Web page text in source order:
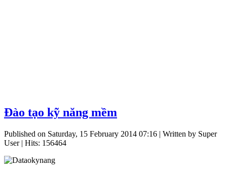
Chương trình đào tạo chuyên sâu dầu khí được sự hỗ trợ của
Đại học mỏ địa chất Hà Nội, Đại học Bách khoa Hà Nội, Đại học
Đào tạo kỹ năng mềm
Published on Saturday, 15 February 2014 07:16 | Written by Super
User| Hits: 156464